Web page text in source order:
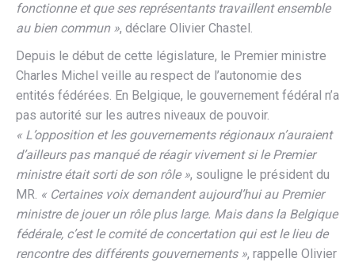
fonctionne et que ses représentants travaillent ensemble
au bien commun », déclare Olivier Chastel.
Depuis le début de cette législature, le Premier ministre
Charles Michel veille au respect de l’autonomie des
entités fédérées. En Belgique, le gouvernement fédéral n’a
pas autorité sur les autres niveaux de pouvoir.
« L’opposition et les gouvernements régionaux n’auraient
d’ailleurs pas manqué de réagir vivement si le Premier
ministre était sorti de son rôle », souligne le président du
MR. « Certaines voix demandent aujourd’hui au Premier
ministre de jouer un rôle plus large. Mais dans la Belgique
fédérale, c’est le comité de concertation qui est le lieu de
rencontre des différents gouvernements », rappelle Olivier